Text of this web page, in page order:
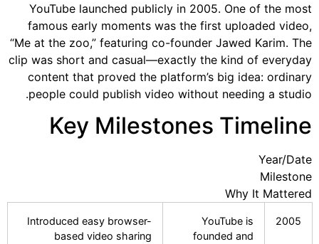
YouTube launched publicly in 2005. One of the most
famous early moments was the first uploaded video,
“Me at the zoo,” featuring co-founder Jawed Karim. The
clip was short and casual—exactly the kind of everyday
content that proved the platform’s big idea: ordinary
people could publish video without needing a studio.
Key Milestones Timeline
Year/Date
Milestone
Why It Mattered
2005
YouTube is
founded and
Introduced easy browser-
based video sharing